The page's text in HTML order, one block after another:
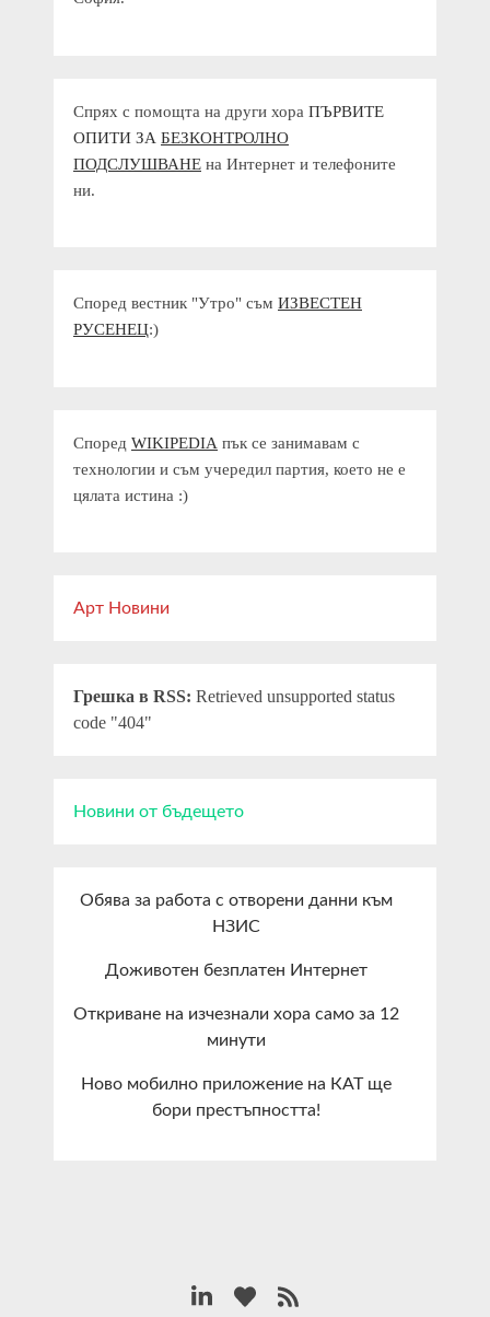
Спрях с помощта на други хора ПЪРВИТЕ
ОПИТИ ЗА БЕЗКОНТРОЛНО
ПОДСЛУШВАНЕ на Интернет и телефоните
ни.
Според вестник "Утро" съм ИЗВЕСТЕН
РУСЕНЕЦ:)
Според WIKIPEDIA пък се занимавам с
технологии и съм учередил партия, което не е
цялата истина :)
Арт Новини
Грешка в RSS: Retrieved unsupported status
code "404"
Новини от бъдещето
Обява за работа с отворени данни към
НЗИС
Доживотен безплатен Интернет
Откриване на изчезнали хора само за 12
минути
Ново мобилно приложение на КАТ ще
бори престъпността!